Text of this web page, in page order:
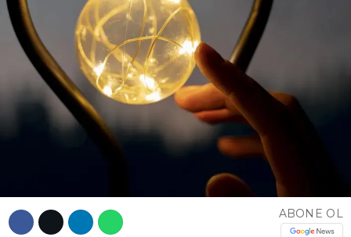
WhatsApp İhbar
Hattı
Facebook
POLITIKA
DÜNYA
EĞITIM
ABONE OL